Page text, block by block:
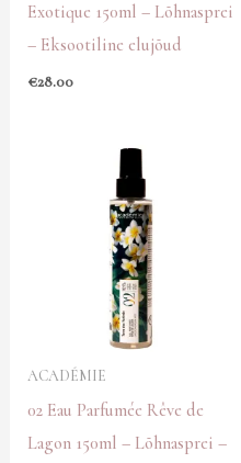
Exotique 150ml – Lõhnasprei
– Eksootiline elujõud
€28.00
ACADÉMIE
02 Eau Parfumée Rêve de
Lagon 150ml – Lõhnasprei –